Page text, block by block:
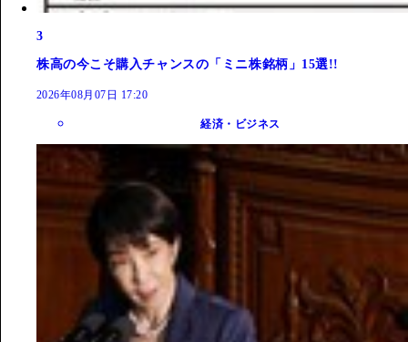
3
株高の今こそ購入チャンスの「ミニ株銘柄」15選!!
2026年08月07日 17:20
経済・ビジネス